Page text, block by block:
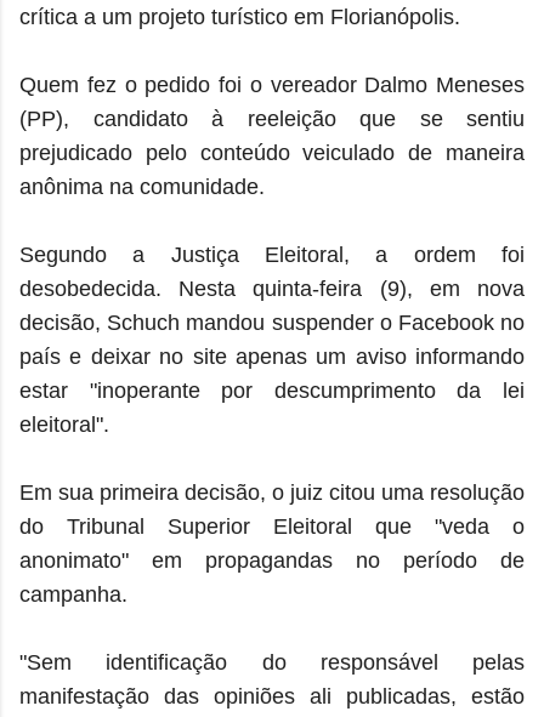
crítica a um projeto turístico em Florianópolis.
Quem fez o pedido foi o vereador Dalmo Meneses
(PP), candidato à reeleição que se sentiu
prejudicado pelo conteúdo veiculado de maneira
anônima na comunidade.
Segundo a Justiça Eleitoral, a ordem foi
desobedecida. Nesta quinta-feira (9), em nova
decisão, Schuch mandou suspender o Facebook no
país e deixar no site apenas um aviso informando
estar "inoperante por descumprimento da lei
eleitoral".
Em sua primeira decisão, o juiz citou uma resolução
do Tribunal Superior Eleitoral que "veda o
anonimato" em propagandas no período de
campanha.
"Sem identificação do responsável pelas
manifestação das opiniões ali publicadas, estão